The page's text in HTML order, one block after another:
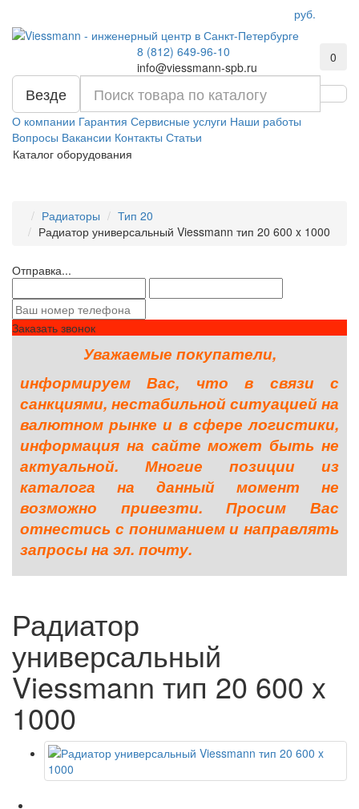
руб.
8 (812) 649-96-10
info@viessmann-spb.ru
0
Везде
О компании Гарантия Сервисные услуги Наши работы
Вопросы Вакансии Контакты Статьи
Каталог оборудования
Радиаторы
Тип 20
Радиатор универсальный Viessmann тип 20 600 x 1000
Отправка...
Заказать звонок
Уважаемые покупатели,
информируем Вас, что в связи с
санкциями, нестабильной ситуацией на
валютном рынке и в сфере логистики,
информация на сайте может быть не
актуальной. Многие позиции из
каталога на данный момент не
возможно привезти. Просим Вас
отнестись с пониманием и направлять
запросы на эл. почту.
Радиатор
универсальный
Viessmann тип 20 600 x
1000